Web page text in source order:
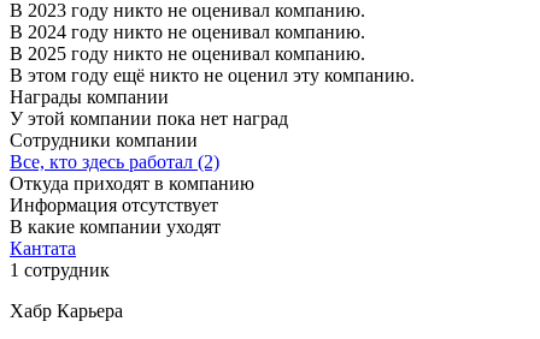
В 2023 году никто не оценивал компанию.
В 2024 году никто не оценивал компанию.
В 2025 году никто не оценивал компанию.
В этом году ещё никто не оценил эту компанию.
Награды компании
У этой компании пока нет наград
Сотрудники компании
Все, кто здесь работал (2)
Откуда приходят в компанию
Информация отсутствует
В какие компании уходят
Кантата
1 сотрудник
Хабр Карьера